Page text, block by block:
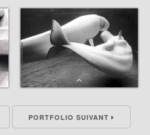
PORTFOLIO SUIVANT